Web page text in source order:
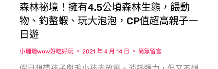
森林祕境！擁有4.5公頃森林生態，餵動
物、釣螯蝦、玩大泡泡，CP值超高親子一
日遊
小珊珊wow好吃好玩 2021 年 4 月 14 日 尚無留言